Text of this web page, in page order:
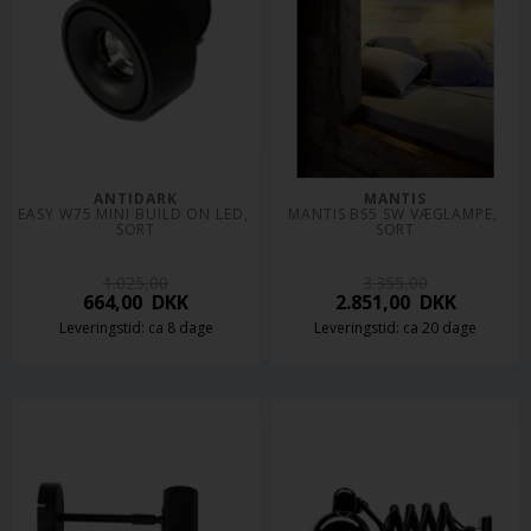
ANTIDARK
EASY W75 MINI BUILD ON LED,
SORT
664,00 DKK
Leveringstid: ca 8 dage
MANTIS
MANTIS BS5 SW VÆGLAMPE,
SORT
2.851,00DKK
Leveringstid: ca 20 dage